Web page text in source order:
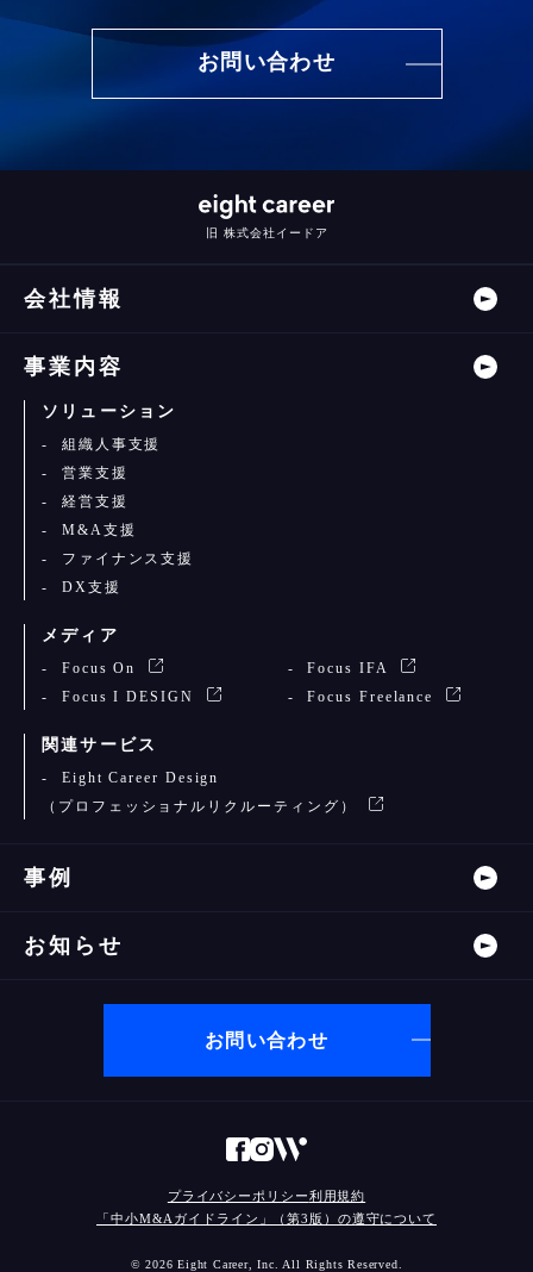
お問い合わせ
旧 株式会社イードア
会社情報
事業内容
ソリューション
組織人事支援
営業支援
経営支援
M&A支援
ファイナンス支援
DX支援
メディア
Focus On
Focus IFA
Focus I DESIGN
Focus Freelance
関連サービス
Eight Career Design
（プロフェッショナルリクルーティング）
事例
お知らせ
お問い合わせ
プライバシーポリシー利用規約
「中小M&Aガイドライン」（第3版）の遵守について
© 2026 Eight Career, Inc. All Rights Reserved.